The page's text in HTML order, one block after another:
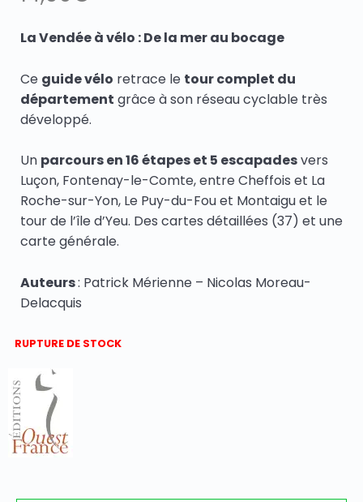
basé
notation
client
La Vendée à vélo : De la mer au bocage
Ce guide vélo retrace le tour complet du
département grâce à son réseau cyclable très
développé.
Un parcours en 16 étapes et 5 escapadesvers
Luçon, Fontenay-le-Comte, entre Cheffois et La
Roche-sur-Yon, Le Puy-du-Fou et Montaigu et le
tour de l’île d’Yeu. Des cartes détaillées (37) et une
carte générale.
Auteurs: Patrick Mérienne – Nicolas Moreau-
Delacquis
RUPTURE DE STOCK